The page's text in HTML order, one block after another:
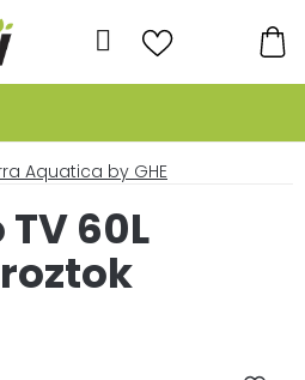
Hledat
Aquatica by GHE
60L